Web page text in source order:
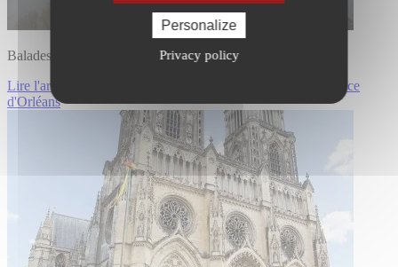
Personalize
Privacy policy
Balades ressourçantes au Parc Floral de La Source d'Orléans
Lire l'article Balades ressourçantes au Parc Floral de La Source
d'Orléans